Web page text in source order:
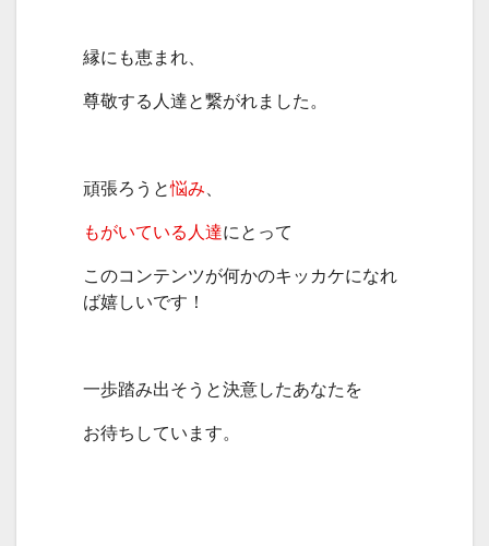
縁にも恵まれ、
尊敬する人達と繋がれました。
頑張ろうと悩み
もがいている人達にとって
このコンテンツが何かのキッカケになれ
ば嬉しいです！
一歩踏み出そうと決意したあなたを
お待ちしています。